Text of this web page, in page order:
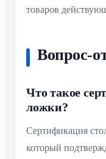
товаров
Вопрос-
Что такое
ложки?
Сертификация
который